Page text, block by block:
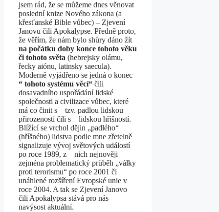
jsem rád, že se můžeme dnes věnovat
poslední knize Nového zákona (a
křesťanské Bible vůbec) – Zjevení
Janovu čili Apokalypse. Předně proto,
že věřím, že nám bylo shůry dáno žít
na počátku doby konce tohoto věku
či tohoto světa (hebrejsky olámu,
řecky aiónu, latinsky saecula).
Moderně vyjádřeno se jedná o konec
“ tohoto systému věcí“ čili
dosavadního uspořádání lidské
společnosti a civilizace vůbec, které
má co činit s tzv. padlou lidskou
přirozeností čili s lidskou hříšností.
Blížící se vrchol dějin „padlého“
(hříšného) lidstva podle mne zřetelně
signalizuje vývoj světových událostí
po roce 1989, z nich nejnověji
zejména problematický průběh „války
proti terorismu“ po roce 2001 či
unáhlené rozšíření Evropské unie v
roce 2004. A tak se Zjevení Janovo
čili Apokalypsa stává pro nás
navýsost aktuální.